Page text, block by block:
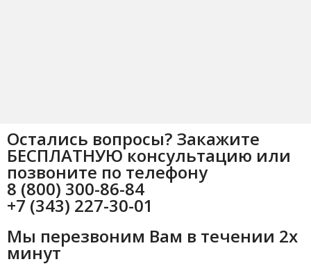
Остались вопросы? Закажите
БЕСПЛАТНУЮ консультацию или
позвоните по телефону
8 (800) 300-86-84
+7 (343) 227-30-01
Мы перезвоним Вам в течении 2х
минут